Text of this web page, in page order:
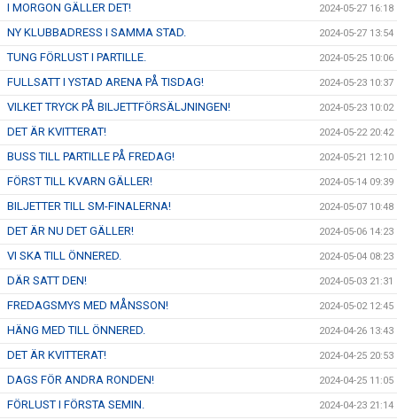
I MORGON GÄLLER DET! 2024-05-27 16:18
NY KLUBBADRESS I SAMMA STAD. 2024-05-27 13:54
TUNG FÖRLUST I PARTILLE. 2024-05-25 10:06
FULLSATT I YSTAD ARENA PÅ TISDAG! 2024-05-23 10:37
VILKET TRYCK PÅ BILJETTFÖRSÄLJNINGEN! 2024-05-23 10:02
DET ÄR KVITTERAT! 2024-05-22 20:42
BUSS TILL PARTILLE PÅ FREDAG! 2024-05-21 12:10
FÖRST TILL KVARN GÄLLER! 2024-05-14 09:39
BILJETTER TILL SM-FINALERNA! 2024-05-07 10:48
DET ÄR NU DET GÄLLER! 2024-05-06 14:23
VI SKA TILL ÖNNERED. 2024-05-04 08:23
DÄR SATT DEN! 2024-05-03 21:31
FREDAGSMYS MED MÅNSSON! 2024-05-02 12:45
HÄNG MED TILL ÖNNERED. 2024-04-26 13:43
DET ÄR KVITTERAT! 2024-04-25 20:53
DAGS FÖR ANDRA RONDEN! 2024-04-25 11:05
FÖRLUST I FÖRSTA SEMIN. 2024-04-23 21:14